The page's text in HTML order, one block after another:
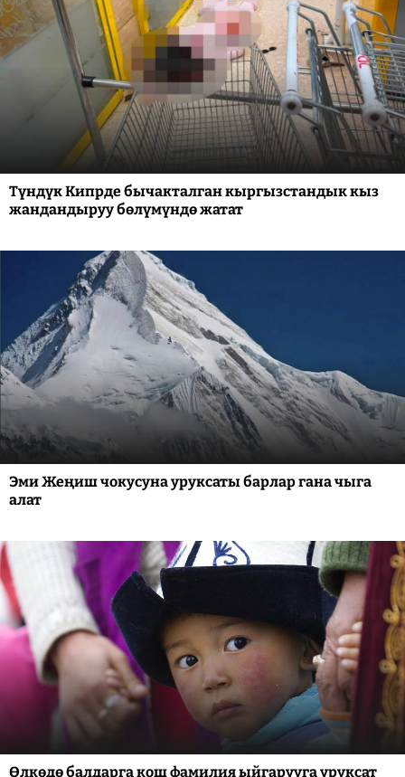
Түндүк Кипрде бычакталган кыргызстандык кыз
жандандыруу бөлүмүндө жатат
Эми Жеңиш чокусуна уруксаты барлар гана чыга
алат
Өлкөдө балдарга кош фамилия ыйгарууга уруксат